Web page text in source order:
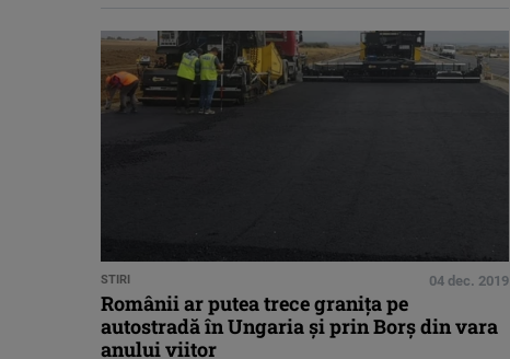
STIRI 04 dec. 2019
Românii ar putea trece graniţa pe
autostradă în Ungaria şi prin Borş din vara
anului viitor